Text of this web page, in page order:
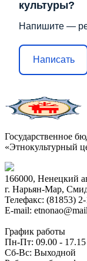
культуры?
Напишите —
Написать
Государственное
«Этнокультурный
166000, Ненецкий
г. Нарьян-Мар,
Телефакс: (81853)
E-mail:
График работы
Пн-Пт: 09.00 - 17.15
Сб-Вс: Выходной